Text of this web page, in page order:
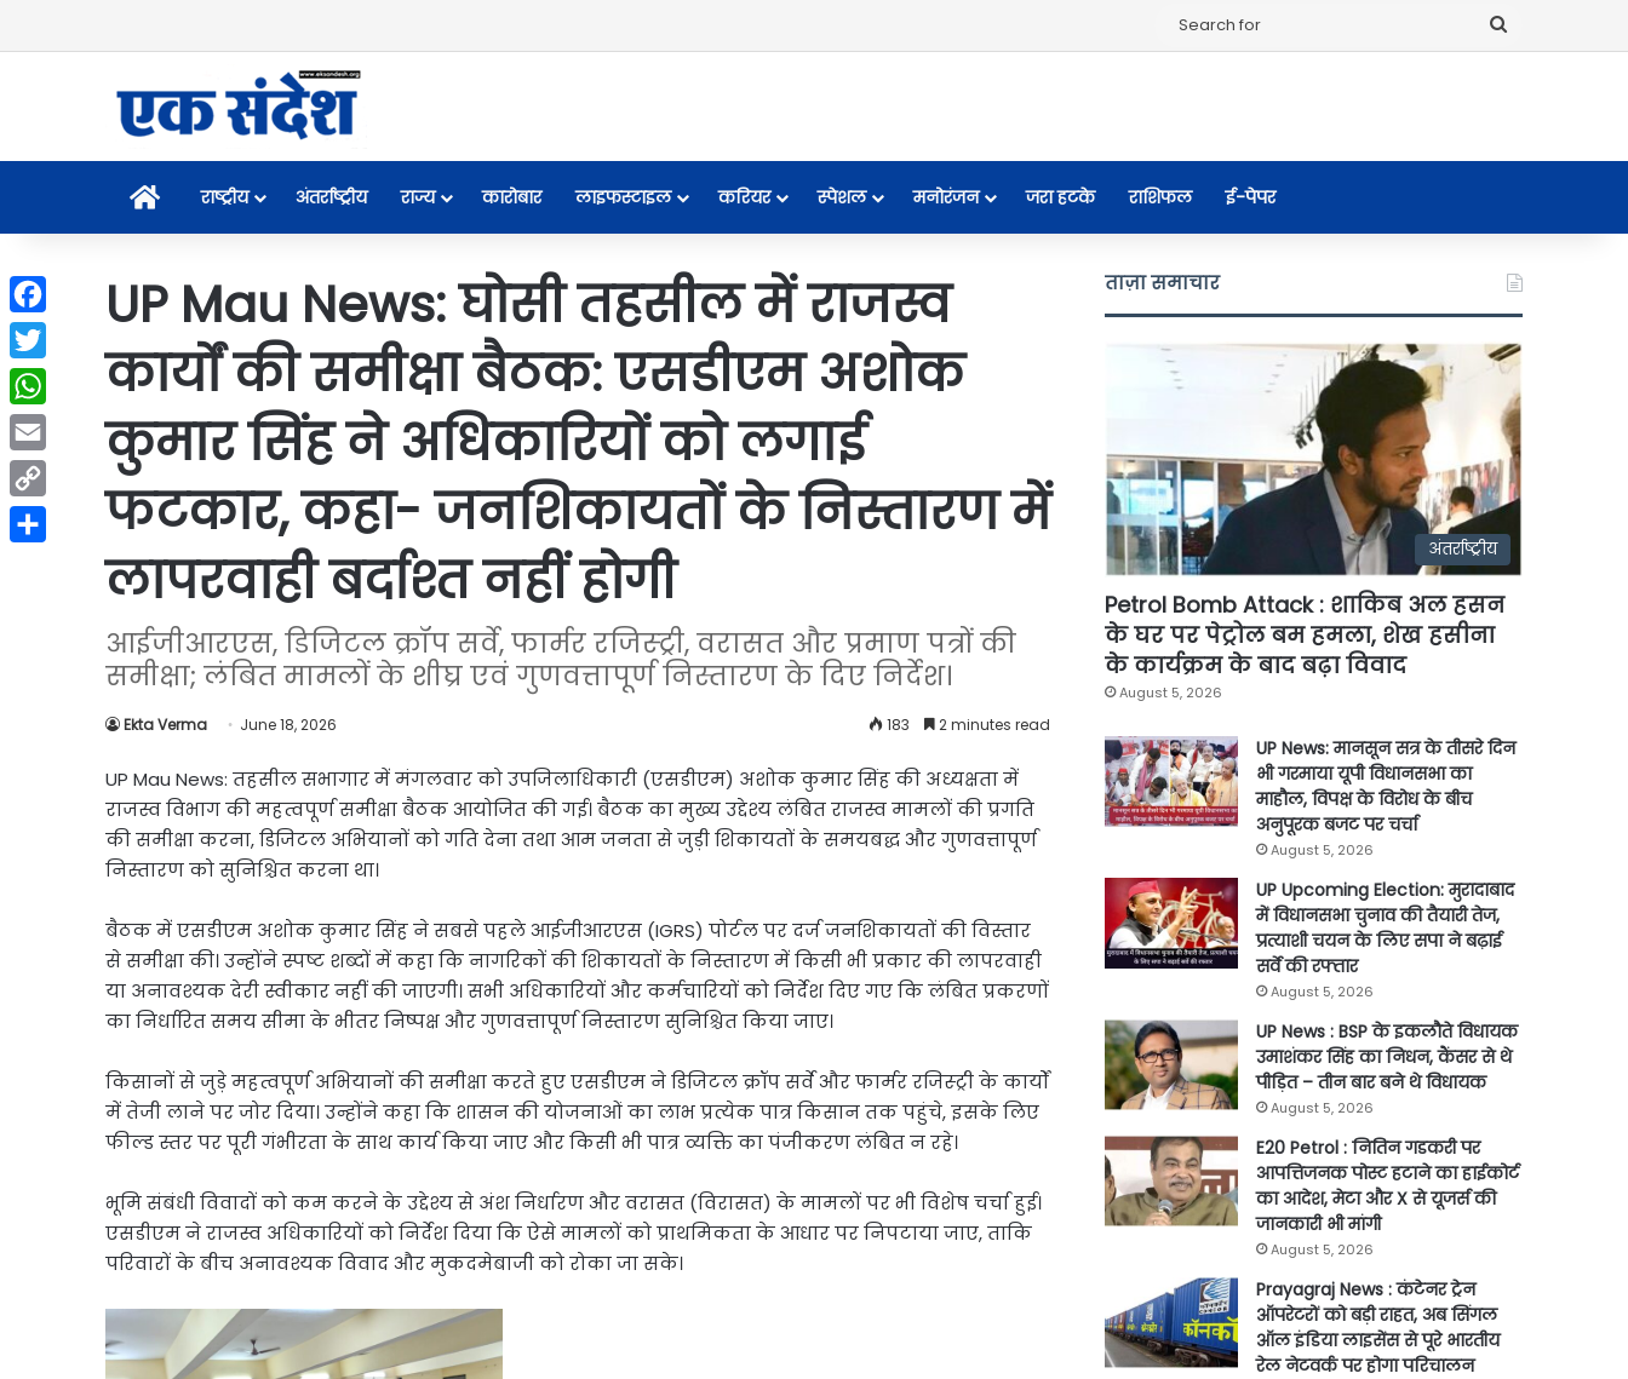
Homeराष्ट्रीय अंतर्राष्ट्रीय राज्य कारोबार लाइफस्टाइल करियर स्पेशल मनोरंजन जरा हटके राशिफल ई-पेपर
UP Mau News: घोसी तहसील में राजस्व
कार्यों की समीक्षा बैठक: एसडीएम अशोक
कुमार सिंह ने अधिकारियों को लगाई
फटकार, कहा- जनशिकायतों के निस्तारण में
लापरवाही बर्दाश्त नहीं होगी
आईजीआरएस, डिजिटल क्रॉप सर्वे, फार्मर रजिस्ट्री, वरासत और प्रमाण पत्रों की
समीक्षा; लंबित मामलों के शीघ्र एवं गुणवत्तापूर्ण निस्तारण के दिए निर्देश।
Ekta Verma June 18, 2026 183 2 minutes read
UP Mau News: तहसील सभागार में मंगलवार को उपजिलाधिकारी (एसडीएम) अशोक कुमार सिंह की अध्यक्षता में
राजस्व विभाग की महत्वपूर्ण समीक्षा बैठक आयोजित की गई। बैठक का मुख्य उद्देश्य लंबित राजस्व मामलों की प्रगति
की समीक्षा करना, डिजिटल अभियानों को गति देना तथा आम जनता से जुड़ी शिकायतों के समयबद्ध और गुणवत्तापूर्ण
निस्तारण को सुनिश्चित करना था।
बैठक में एसडीएम अशोक कुमार सिंह ने सबसे पहले आईजीआरएस (IGRS) पोर्टल पर दर्ज जनशिकायतों की विस्तार
से समीक्षा की। उन्होंने स्पष्ट शब्दों में कहा कि नागरिकों की शिकायतों के निस्तारण में किसी भी प्रकार की लापरवाही
या अनावश्यक देरी स्वीकार नहीं की जाएगी। सभी अधिकारियों और कर्मचारियों को निर्देश दिए गए कि लंबित प्रकरणों
का निर्धारित समय सीमा के भीतर निष्पक्ष और गुणवत्तापूर्ण निस्तारण सुनिश्चित किया जाए।
किसानों से जुड़े महत्वपूर्ण अभियानों की समीक्षा करते हुए एसडीएम ने डिजिटल क्रॉप सर्वे और फार्मर रजिस्ट्री के कार्यों
में तेजी लाने पर जोर दिया। उन्होंने कहा कि शासन की योजनाओं का लाभ प्रत्येक पात्र किसान तक पहुंचे, इसके लिए
फील्ड स्तर पर पूरी गंभीरता के साथ कार्य किया जाए और किसी भी पात्र व्यक्ति का पंजीकरण लंबित न रहे।
भूमि संबंधी विवादों को कम करने के उद्देश्य से अंश निर्धारण और वरासत (विरासत) के मामलों पर भी विशेष चर्चा हुई।
एसडीएम ने राजस्व अधिकारियों को निर्देश दिया कि ऐसे मामलों को प्राथमिकता के आधार पर निपटाया जाए, ताकि
परिवारों के बीच अनावश्यक विवाद और मुकदमेबाजी को रोका जा सके।
ताज़ा समाचार
अंतर्राष्ट्रीय
Petrol Bomb Attack : शाकिब अल हसन
के घर पर पेट्रोल बम हमला, शेख हसीना
के कार्यक्रम के बाद बढ़ा विवाद
August 5, 2026
UP News: मानसून सत्र के तीसरे दिन
भी गरमाया यूपी विधानसभा का
माहौल, विपक्ष के विरोध के बीच
अनुपूरक बजट पर चर्चा
August 5, 2026
UP Upcoming Election: मुरादाबाद
में विधानसभा चुनाव की तैयारी तेज,
प्रत्याशी चयन के लिए सपा ने बढ़ाई
सर्वे की रफ्तार
August 5, 2026
UP News : BSP के इकलौते विधायक
उमाशंकर सिंह का निधन, कैंसर से थे
पीड़ित – तीन बार बने थे विधायक
August 5, 2026
E20 Petrol : नितिन गडकरी पर
आपत्तिजनक पोस्ट हटाने का हाईकोर्ट
का आदेश, मेटा और X से यूजर्स की
जानकारी भी मांगी
August 5, 2026
Prayagraj News : कंटेनर ट्रेन
ऑपरेटरों को बड़ी राहत, अब सिंगल
ऑल इंडिया लाइसेंस से पूरे भारतीय
रेल नेटवर्क पर होगा परिचालन
Facebook
Twitter
WhatsApp
Email
Copy
Link